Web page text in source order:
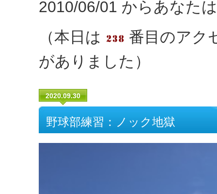
2010/06/01 からあなた
（本日は
番目のア
がありました）
2020.09.30
野球部練習：ノック地獄